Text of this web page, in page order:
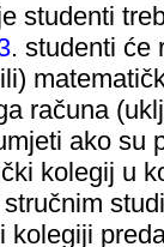
studenti
. studenti će
računa
ako su
kolegij u
kolegiji